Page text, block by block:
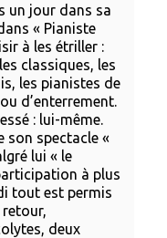
un jour dans sa
« Pianiste
à les étriller :
classiques, les
les pianistes de
d’enterrement.
: lui-même.
son spectacle «
lui « le
à plus
tout est permis
retour,
deux